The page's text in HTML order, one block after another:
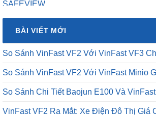
₫16,500,000.là:
BÀI VIẾT MỚI
So Sánh VinFast VF2 Với VinFast VF3
So Sánh VinFast VF2 Với VinFast Minio
So Sánh Chi Tiết Baojun E100 Và
VinFast VF2 Ra Mắt: Xe Điện Đô Thị Giá